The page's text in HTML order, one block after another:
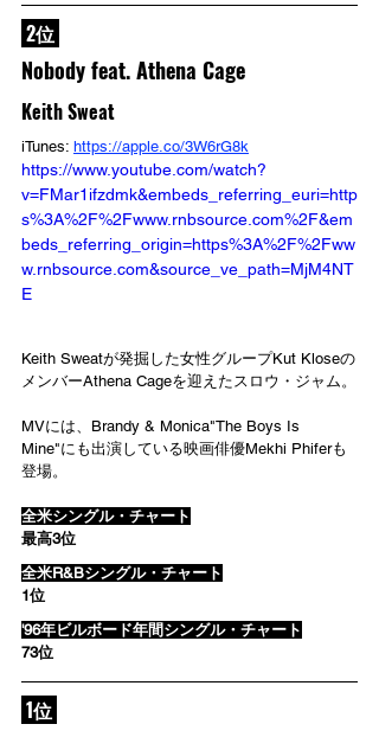
2位
Nobody feat. Athena Cage
Keith Sweat
iTunes: https://apple.co/3W6rG8k
https://www.youtube.com/watch?
v=FMar1ifzdmk&embeds_referring_euri=http
s%3A%2F%2Fwww.rnbsource.com%2F&em
beds_referring_origin=https%3A%2F%2Fww
w.rnbsource.com&source_ve_path=MjM4NT
E
Keith Sweatが発掘した女性グループKut Kloseの
メンバーAthena Cageを迎えたスロウ・ジャム。
MVには、Brandy & Monica"The Boys Is
Mine"にも出演している映画俳優Mekhi Phiferも
登場。
全米シングル・チャート
最高3位
全米R&Bシングル・チャート
1位
'96年ビルボード年間シングル・チャート
73位
1位